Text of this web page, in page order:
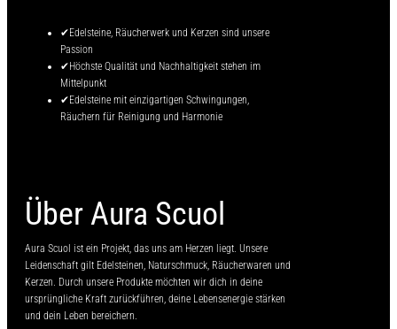
✔Edelsteine, Räucherwerk und Kerzen sind unsere
Passion
✔Höchste Qualität und Nachhaltigkeit stehen im
Mittelpunkt
✔Edelsteine mit einzigartigen Schwingungen,
Räuchern für Reinigung und Harmonie
Über Aura Scuol
Aura Scuol ist ein Projekt, das uns am Herzen liegt. Unsere
Leidenschaft gilt Edelsteinen, Naturschmuck, Räucherwaren und
Kerzen. Durch unsere Produkte möchten wir dich in deine
ursprüngliche Kraft zurückführen, deine Lebensenergie stärken
und dein Leben bereichern.